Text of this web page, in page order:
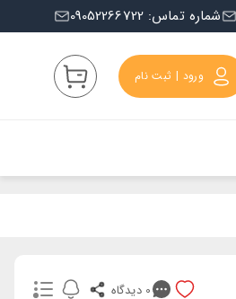
شماره تماس: 09052266722
ورود | ثبت نام
0 دیدگاه